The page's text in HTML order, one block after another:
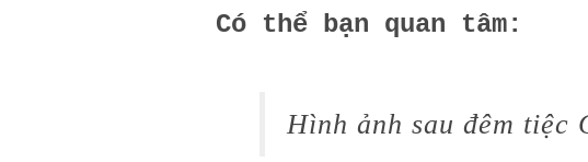
Có thể bạn quan tâm:
Hình ảnh sau đêm tiệc